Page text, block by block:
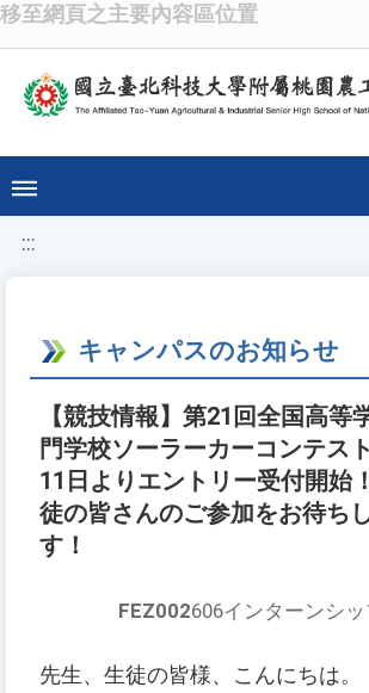
移至網頁之主要內容區位置
:::
キャンパスのお知らせ
【競技情報】第21回全国高等
門学校ソーラーカーコンテス
11日よりエントリー受付開始
徒の皆さんのご参加をお待ち
す！
FEZ002606インターンシ
先生、生徒の皆様、こんにちは。